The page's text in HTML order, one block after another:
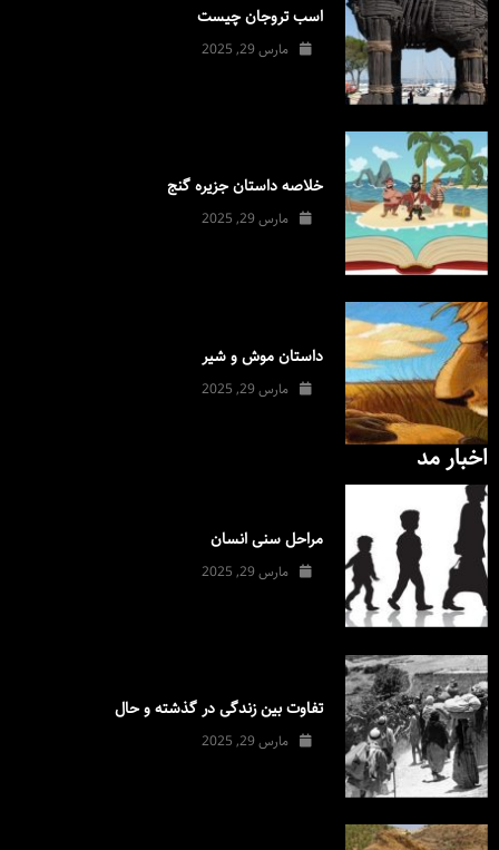
اسب تروجان چیست
مارس 29, 2025
خلاصه داستان جزیره گنج
مارس 29, 2025
داستان موش و شیر
مارس 29, 2025
اخبار مد
مراحل سنی انسان
مارس 29, 2025
تفاوت بین زندگی در گذشته و حال
مارس 29, 2025